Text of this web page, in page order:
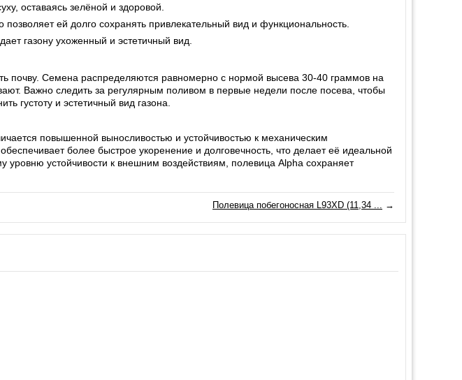
оставаясь зелёной и здоровой.
ей долго сохранять привлекательный вид и функциональность.
газону ухоженный и эстетичный вид.
почву. Семена распределяются равномерно с нормой высева 30-40 граммов на
Важно следить за регулярным поливом в первые недели после посева, чтобы
густоту и эстетичный вид газона.
повышенной выносливостью и устойчивостью к механическим
более быстрое укоренение и долговечность, что делает её идеальной
устойчивости к внешним воздействиям, полевица Alpha сохраняет
Полевица побегоносная L93XD (11,34 ... →